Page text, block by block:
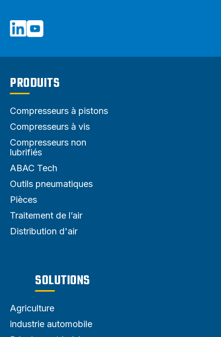
PRODUITS
Compresseurs à pistons
Compresseurs à vis
Compresseurs non
lubrifiés
ABAC Tech
Outils pneumatiques
Pièces
Traitement de l’air
Distribution d'air
SOLUTIONS
Agriculture
industrie automobile